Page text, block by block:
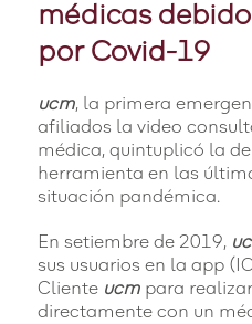
médicas
por Covid-19
ucm, la primera
afiliados la video
médica, quintuplicó la
herramienta en las
situación pandémica.
En setiembre de 2019,
sus usuarios en la app
Cliente ucmpara
directamente con un